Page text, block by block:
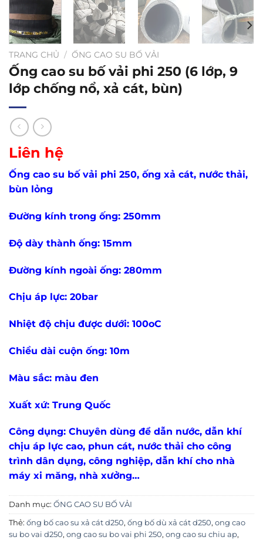
TRANG CHỦ / ỐNG CAO SU BỐ VẢI
Ống cao su bố vải phi 250 (6 lớp, 9
lớp chống nổ, xả cát, bùn)
Liên hệ
Ống cao su bố vải phi 250, ống xả cát, nước thải,
bùn lỏng
Đường kính trong ống: 250mm
Độ dày thành ống: 15mm
Đường kính ngoài ống: 280mm
Chịu áp lực: 20bar
Nhiệt độ chịu được dưới: 100oC
Chiều dài cuộn ống: 10m
Màu sắc: màu đen
Xuất xứ: Trung Quốc
Công dụng: Chuyên dùng để dẫn nước, dẫn khí
chịu áp lực cao, phun cát, nước thải cho công
trình dân dụng, công nghiệp, dẫn khí cho nhà
máy xi măng, nhà xưởng…
Danh mục: ỐNG CAO SU BỐ VẢI
Thẻ: ống bố cao su xả cát d250, ống bố dù xả cát d250, ong cao
su bo vai d250, ong cao su bo vai phi 250, ong cao su chiu ap,